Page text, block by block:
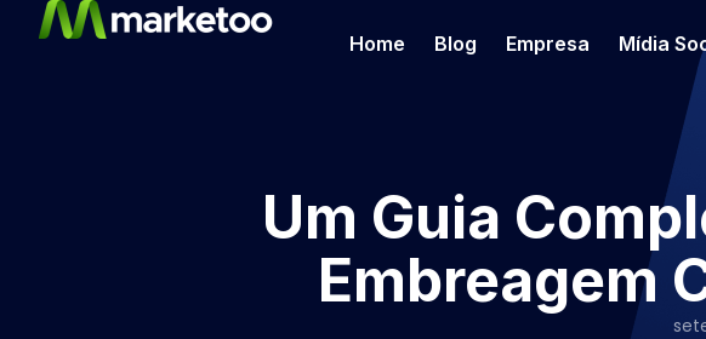
Home Blog Empresa Mídia
Um Guia
Embreagem